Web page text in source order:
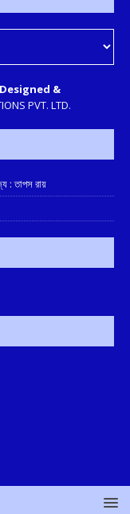
Designed &
PVT. LTD.
: তাপস রায়